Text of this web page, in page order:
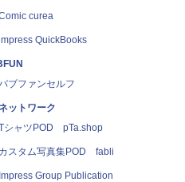
curea
QuickBooks
ブファンセルフ
ットワーク
シャツPOD pTa.shop
カスタム写真集POD fabli
Impress Group Publication